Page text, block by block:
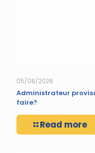
05/08/2026
Administrateur
faire?
Read more